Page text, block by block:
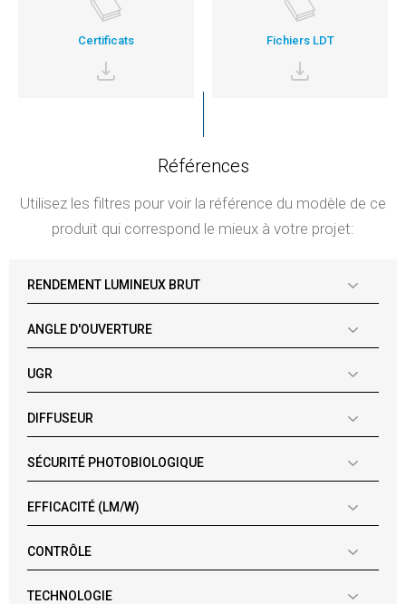
Certificats Fichiers LDT
Références
Utilisez les filtres pour voir la référence du modèle de ce
produit qui correspond le mieux à votre projet:
RENDEMENT LUMINEUX BRUT
ANGLE D'OUVERTURE
UGR
DIFFUSEUR
SÉCURITÉ PHOTOBIOLOGIQUE
EFFICACITÉ (LM/W)
CONTRÔLE
TECHNOLOGIE